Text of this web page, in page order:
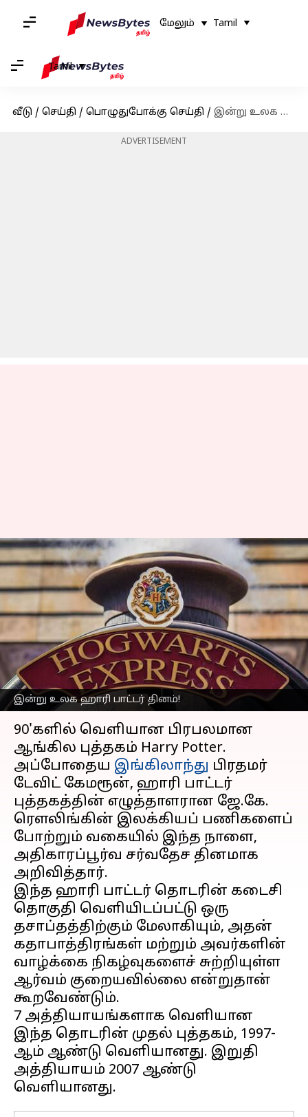
மேலும் Tamil
Tamil
வீடு / செய்தி / பொழுதுபோக்கு செய்தி / இன்று உலக ஹாரி பாட்டர் தினம் எதற்காக கொண்டாடப்படுகிறது என தெரிந்து கொள்ளுங்கள்
ADVERTISEMENT
இன்று உலக ஹாரி பாட்டர் தினம்!
இன்று உலக ஹாரி பாட்டர்
தினம் எதற்காக
கொண்டாடப்படுகிறது
என தெரிந்து
கொள்ளுங்கள்
எழுதியவர் Venkatalakshmi V May 02, 2023 09:05 am
செய்தி முன்னோட்டம்
90'களில் வெளியான பிரபலமான
ஆங்கில புத்தகம் Harry Potter.
அப்போதைய இங்கிலாந்து பிரதமர்
டேவிட் கேமரூன், ஹாரி பாட்டர்
புத்தகத்தின் எழுத்தாளரான ஜே.கே.
ரௌலிங்கின் இலக்கியப் பணிகளைப்
போற்றும் வகையில் இந்த நாளை,
அதிகாரப்பூர்வ சர்வதேச தினமாக
அறிவித்தார்.
இந்த ஹாரி பாட்டர் தொடரின் கடைசி
தொகுதி வெளியிடப்பட்டு ஒரு
தசாப்தத்திற்கும் மேலாகியும், அதன்
கதாபாத்திரங்கள் மற்றும் அவர்களின்
வாழ்க்கை நிகழ்வுகளைச் சுற்றியுள்ள
ஆர்வம் குறையவில்லை என்றுதான்
கூறவேண்டும்.
7 அத்தியாயங்களாக வெளியான
இந்த தொடரின் முதல் புத்தகம், 1997-
ஆம் ஆண்டு வெளியானது. இறுதி
அத்தியாயம் 2007 ஆண்டு